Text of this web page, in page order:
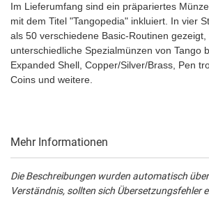
Im Lieferumfang sind ein präpariertes
mit dem Titel "Tangopedia" inkluiert. In vier
als 50 verschiedene Basic-Routinen gezeigt,
unterschiedliche Spezialmünzen von Tango
Expanded Shell, Copper/Silver/Brass, Pen
Coins und weitere.
Mehr Informationen
Die Beschreibungen wurden automatisch
Verständnis, sollten sich Übersetzungsfehler